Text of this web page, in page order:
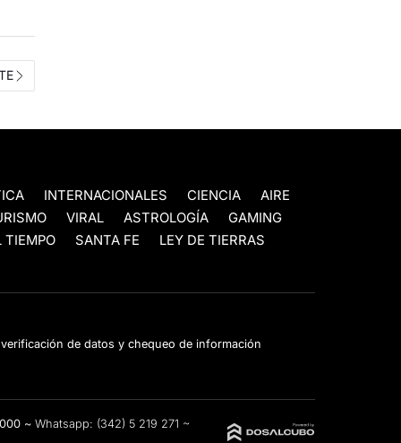
INTERNACIONALES CIENCIA
AIRE
VIRAL ASTROLOGÍA
GAMING
TIEMPO
SANTA FE LEY DE TIERRAS
de datos y chequeo de información
~ Whatsapp: (342) 5 219 271 ~